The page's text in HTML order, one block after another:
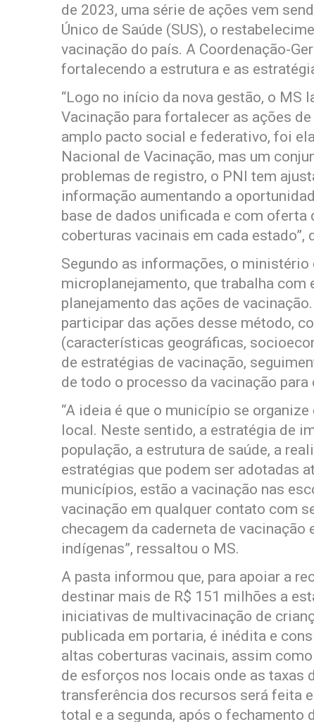
de 2023, uma série de ações vem
Único de Saúde (SUS), o
vacinação do país. A Coordenação-
fortalecendo a estrutura e as
“Logo no início da nova gestão, o MS
Vacinação para fortalecer as ações
amplo pacto social e federativo, foi
Nacional de Vacinação, mas um
problemas de registro, o PNI tem
informação aumentando a
base de dados unificada e com
coberturas vacinais em cada estado”,
Segundo as informações, o
microplanejamento, que trabalha
planejamento das ações de
participar das ações desse método,
(características geográficas,
de estratégias de vacinação,
de todo o processo da vacinação para
“A ideia é que o município se
local. Neste sentido, a estratégia de
população, a estrutura de saúde, a
estratégias que podem ser adotadas
municípios, estão a vacinação nas
vacinação em qualquer contato com
checagem da caderneta de
indígenas”, ressaltou o MS.
A pasta informou que, para apoiar a
destinar mais de R$ 151 milhões a
iniciativas de multivacinação de
publicada em portaria, é inédita e
altas coberturas vacinais, assim
de esforços nos locais onde as taxas
transferência dos recursos será feita
total e a segunda, após o fechamento